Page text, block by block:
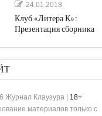
24.01.2018
Клуб «Литера К»:
Презентация сборника
Журнал Клаузура | 18+
материалов только с